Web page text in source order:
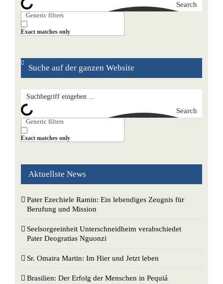
Search
Generic filters
Exact matches only
Suche auf der ganzen Website
Search
Generic filters
Exact matches only
Aktuellste News
Pater Ezechiele Ramin: Ein lebendiges Zeugnis für
Berufung und Mission
Seelsorgeeinheit Unterschneidheim verabschiedet
Pater Deogratias Nguonzi
Sr. Omaira Martin: Im Hier und Jetzt leben
Brasilien: Der Erfolg der Menschen in Pequiá